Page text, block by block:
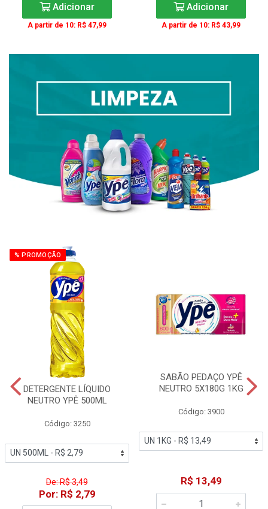
Adicionar
A partir de 10: R$ 47,99
Adicionar
A partir de 10: R$ 43,99
% PROMOÇÃO
DETERGENTE LÍQUIDO
NEUTRO YPÊ 500ML
Código: 3250
De: R$ 3,49
Por: R$ 2,79
SABÃO PEDAÇO YPÊ
NEUTRO 5X180G 1KG
Código: 3900
R$ 13,49